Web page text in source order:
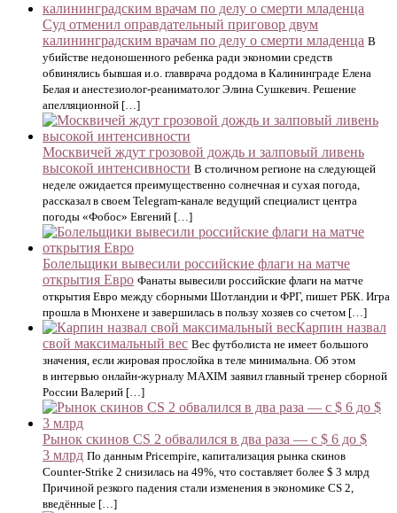
Суд отменил оправдательный приговор двум
калининградским врачам по делу о смерти младенца В
убийстве недоношенного ребенка ради экономии средств
обвинялись бывшая и.о. главврача роддома в Калининграде Елена
Белая и анестезиолог-реаниматолог Элина Сушкевич. Решение
апелляционной […]
Москвичей ждут грозовой дождь и залповый ливень
высокой интенсивности В столичном регионе на следующей
неделе ожидается преимущественно солнечная и сухая погода,
рассказал в своем Telegram-канале ведущий специалист центра
погоды «Фобос» Евгений […]
Болельщики вывесили российские флаги на матче
открытия Евро Фанаты вывесили российские флаги на матче
открытия Евро между сборными Шотландии и ФРГ, пишет РБК. Игра
прошла в Мюнхене и завершилась в пользу хозяев со счетом […]
Карпин назвал
свой максимальный вес Вес футболиста не имеет большого
значения, если жировая прослойка в теле минимальна. Об этом
в интервью онлайн-журналу MAXIM заявил главный тренер сборной
России Валерий […]
Рынок скинов CS 2 обвалился в два раза — с $ 6 до $
3 млрд По данным Pricempire, капитализация рынка скинов
Counter-Strike 2 снизилась на 49%, что составляет более $ 3 млрд
Причиной резкого падения стали изменения в экономике CS 2,
введённые […]